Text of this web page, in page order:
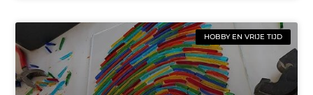
HOBBY EN VRIJE TIJD